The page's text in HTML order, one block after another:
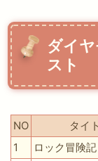
ダイ
スト
NO タイ
1
ロック冒険記